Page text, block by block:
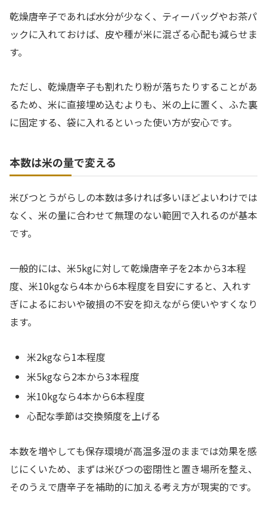
乾燥唐辛子であれば水分が少なく、ティーバッグやお茶パ
ックに入れておけば、皮や種が米に混ざる心配も減らせま
す。
ただし、乾燥唐辛子も割れたり粉が落ちたりすることがあ
るため、米に直接埋め込むよりも、米の上に置く、ふた裏
に固定する、袋に入れるといった使い方が安心です。
本数は米の量で変える
米びつとうがらしの本数は多ければ多いほどよいわけでは
なく、米の量に合わせて無理のない範囲で入れるのが基本
です。
一般的には、米5kgに対して乾燥唐辛子を2本から3本程
度、米10kgなら4本から6本程度を目安にすると、入れす
ぎによるにおいや破損の不安を抑えながら使いやすくなり
ます。
米2kgなら1本程度
米5kgなら2本から3本程度
米10kgなら4本から6本程度
心配な季節は交換頻度を上げる
本数を増やしても保存環境が高温多湿のままでは効果を感
じにくいため、まずは米びつの密閉性と置き場所を整え、
そのうえで唐辛子を補助的に加える考え方が現実的です。